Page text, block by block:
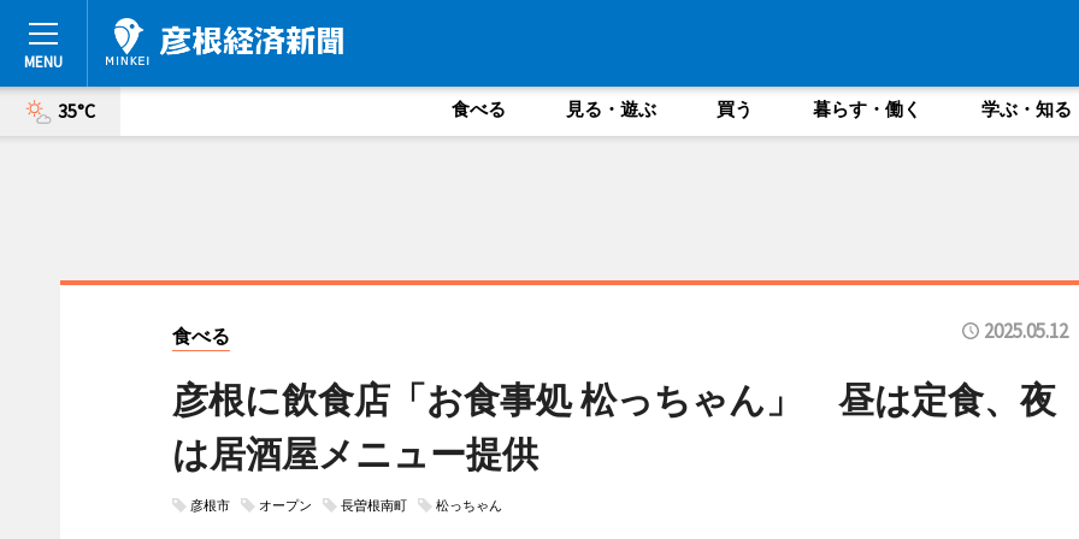
35°C 食べる 見る・遊ぶ 買う 暮らす・働く 学ぶ・知る
食べる 2025.05.12
彦根に飲食店「お食事処 松っちゃん」 昼は定食、夜
は居酒屋メニュー提供
彦根市 オープン 長曽根南町 松っちゃん